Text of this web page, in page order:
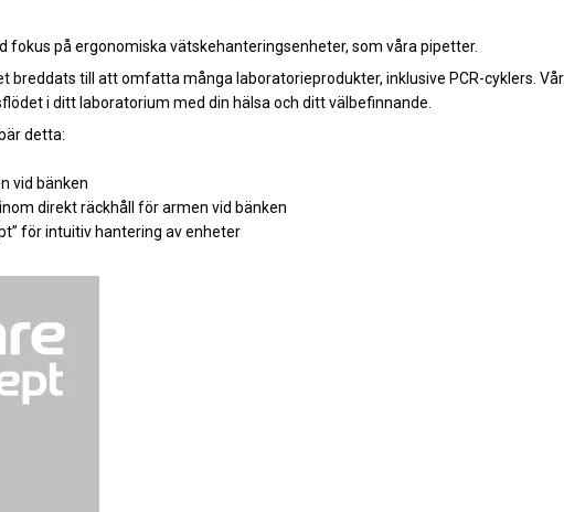
fokus på ergonomiska vätskehanteringsenheter, som våra pipetter.
breddats till att omfatta många laboratorieprodukter, inklusive PCR-cyklers.
i ditt laboratorium med din hälsa och ditt välbefinnande.
detta:
vid bänken
direkt räckhåll för armen vid bänken
för intuitiv hantering av enheter